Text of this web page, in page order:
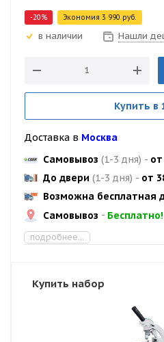
-20% Экономия 3 990 руб.
в наличии Нашли
Купить в
Доставка в Москва
Самовывоз (1-3 дня) -
До двери (1-3 дня) - от
Возможна бесплатная
Самовывоз - Бесплатно!
подробнее...
Купить набор